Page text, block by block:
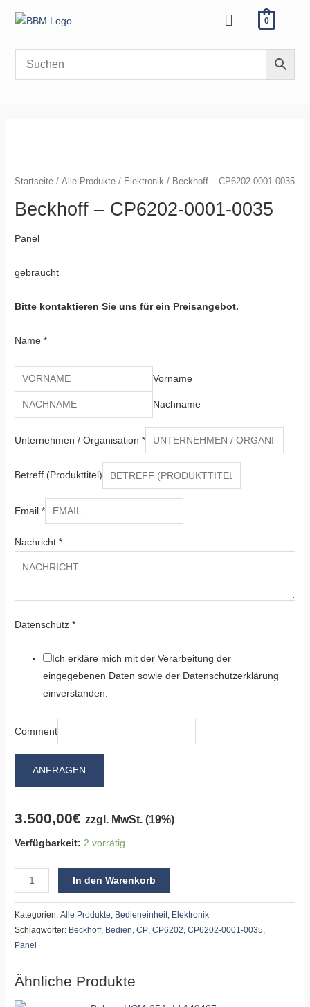
Inhalt
Menü 0
Startseite /Alle Produkte / Elektronik / Beckhoff – CP6202-0001-0035
Beckhoff – CP6202-0001-0035
Panel
gebraucht
Bitte kontaktieren Sie uns für ein Preisangebot.
Name*
Vorname
Nachname
Unternehmen / Organisation*
Betreff (Produkttitel)
Email*
Nachricht*
Datenschutz*
Ich erkläre mich mit der Verarbeitung der
eingegebenen Daten sowie der Datenschutzerklärung
einverstanden.
Comment
ANFRAGEN
3.500,00€ zzgl. MwSt. (19%)
Verfügbarkeit: 2 vorrätig
0001-
0035
Menge
In den Warenkorb
Kategorien:Alle Produkte, Bedieneinheit, Elektronik
Schlagwörter: Beckhoff, Bedien,CP,CP6202,CP6202-0001-0035,
Panel
Ähnliche Produkte